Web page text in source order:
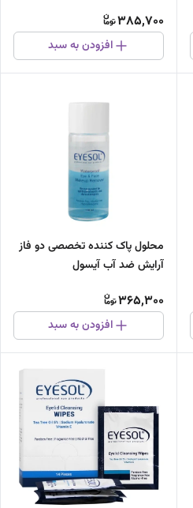
385,700
افزودن به سبد
محلول پاک کننده تخصصی دو فاز
آرایش ضد آب آیسول
365,300
افزودن به سبد